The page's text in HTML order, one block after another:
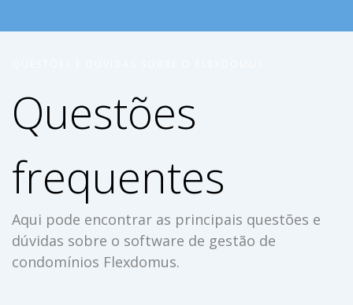
Questões
frequentes
Aqui pode encontrar as principais questões e
dúvidas sobre o software de gestão de
condomínios Flexdomus.